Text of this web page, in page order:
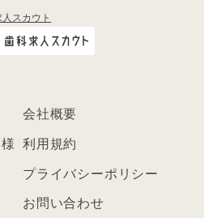
スカウト
会社概要
利用規約
プライバシーポリシー
お問い合わせ